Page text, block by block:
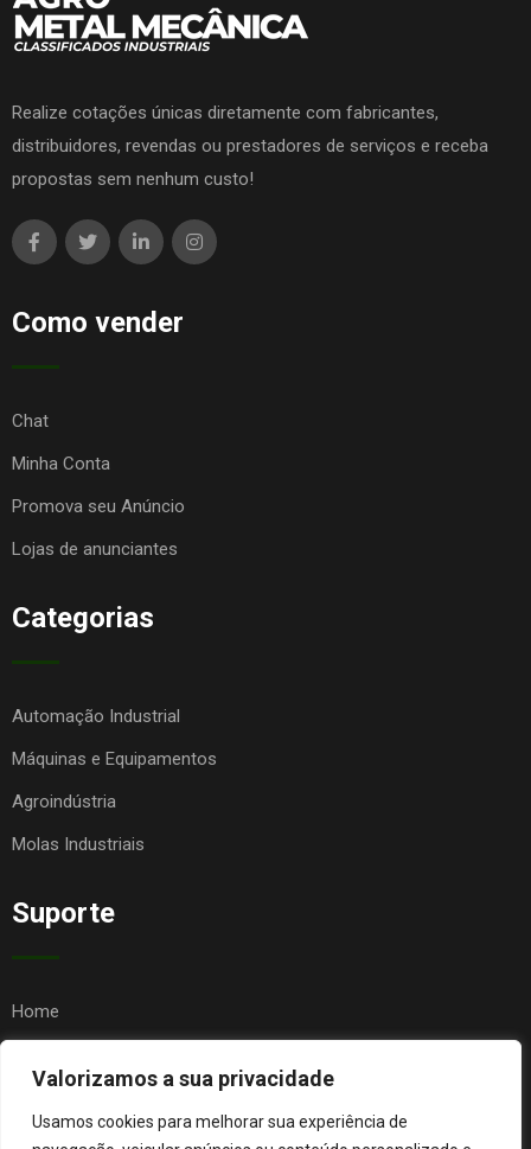
Valorizamos a sua privacidade
Usamos cookies para melhorar sua experiência de
Realize cotações únicas diretamente com fabricantes,
distribuidores, revendas ou prestadores de serviços e receba
propostas sem nenhum custo!
Como vender
Chat
Minha Conta
Promova seu Anúncio
Lojas de anunciantes
Categorias
Automação Industrial
Máquinas e Equipamentos
Agroindústria
Molas Industriais
Suporte
Home